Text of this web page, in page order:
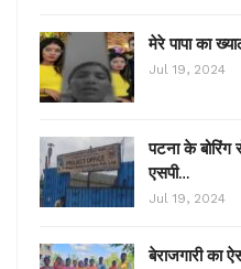
मेरे पापा का
Jul 19, 2024
पटना के बोरिंग
एसपी…
Jul 19, 2024
बेराजगारी का